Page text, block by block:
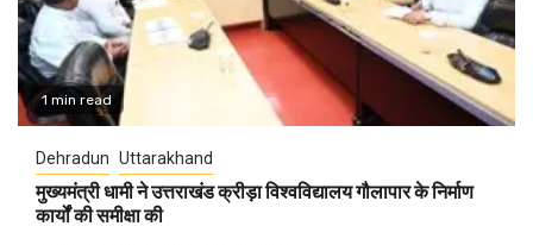
1 min read
Dehradun Uttarakhand
मुख्यमंत्री धामी ने उत्तराखंड क्रीड़ा विश्वविद्यालय गौलापार के निर्माण
कार्यों की समीक्षा की